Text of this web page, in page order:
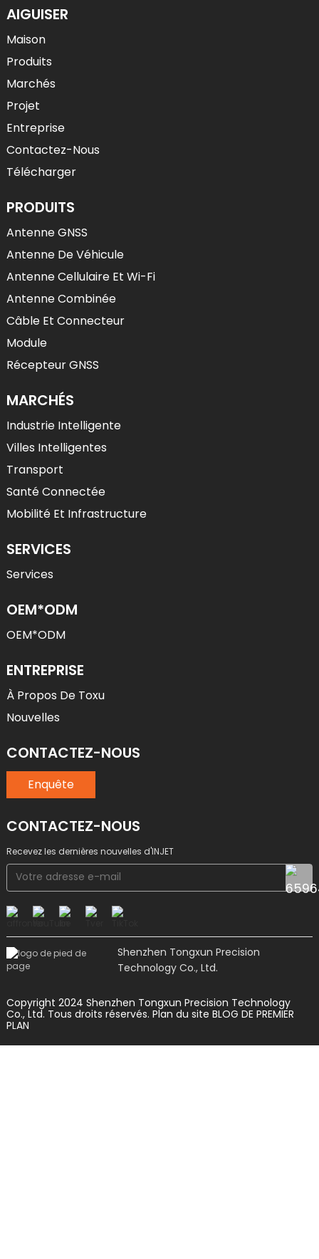
AIGUISER
Maison
Produits
Marchés
Projet
Entreprise
Contactez-Nous
Télécharger
PRODUITS
Antenne GNSS
Antenne De Véhicule
Antenne Cellulaire Et Wi-Fi
Antenne Combinée
Câble Et Connecteur
Module
Récepteur GNSS
MARCHÉS
Industrie Intelligente
Villes Intelligentes
Transport
Santé Connectée
Mobilité Et Infrastructure
SERVICES
Services
OEM*ODM
OEM*ODM
ENTREPRISE
À Propos De Toxu
Nouvelles
CONTACTEZ-NOUS
Enquête
CONTACTEZ-NOUS
Recevez les dernières nouvelles d'INJET
Shenzhen Tongxun Precision
Technology Co., Ltd.
Copyright 2024 Shenzhen Tongxun Precision Technology
Co., Ltd. Tous droits réservés. Plan du site BLOG DE PREMIER
PLAN